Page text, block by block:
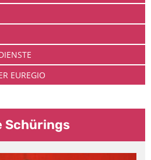
EUREGIO
Schürings